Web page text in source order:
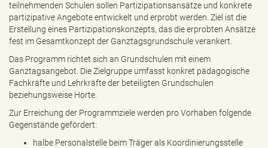
teilnehmenden Schulen sollen Partizipationsansätze und konkrete
partizipative Angebote entwickelt und erprobt werden. Ziel ist die
Erstellung eines Partizipationskonzepts, das die erprobten Ansätze
fest im Gesamtkonzept der Ganztagsgrundschule verankert.
Das Programm richtet sich an Grundschulen mit einem
Ganztagsangebot. Die Zielgruppe umfasst konkret pädagogische
Fachkräfte und Lehrkräfte der beteiligten Grundschulen
beziehungsweise Horte.
Zur Erreichung der Programmziele werden pro Vorhaben folgende
Gegenstände gefördert:
halbe Personalstelle beim Träger als Koordinierungsstelle